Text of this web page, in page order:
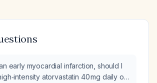
early myocardial infarction, should I
atorvastatin 40 mg daily or